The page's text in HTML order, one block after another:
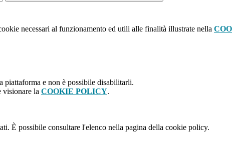
necessari al funzionamento ed utili alle finalità illustrate nella
piattaforma e non è possibile disabilitarli.
visionare la COOKIE POLICY.
È possibile consultare l'elenco nella pagina della cookie policy.